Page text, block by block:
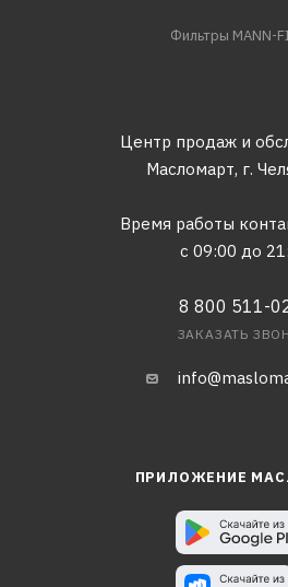
Фильтры MANN-
Центр продаж и
Масломарт, г.
Время работы
с 09:00 до
8 800 511-
ЗАКАЗАТЬ
ПРИЛОЖЕНИЕ